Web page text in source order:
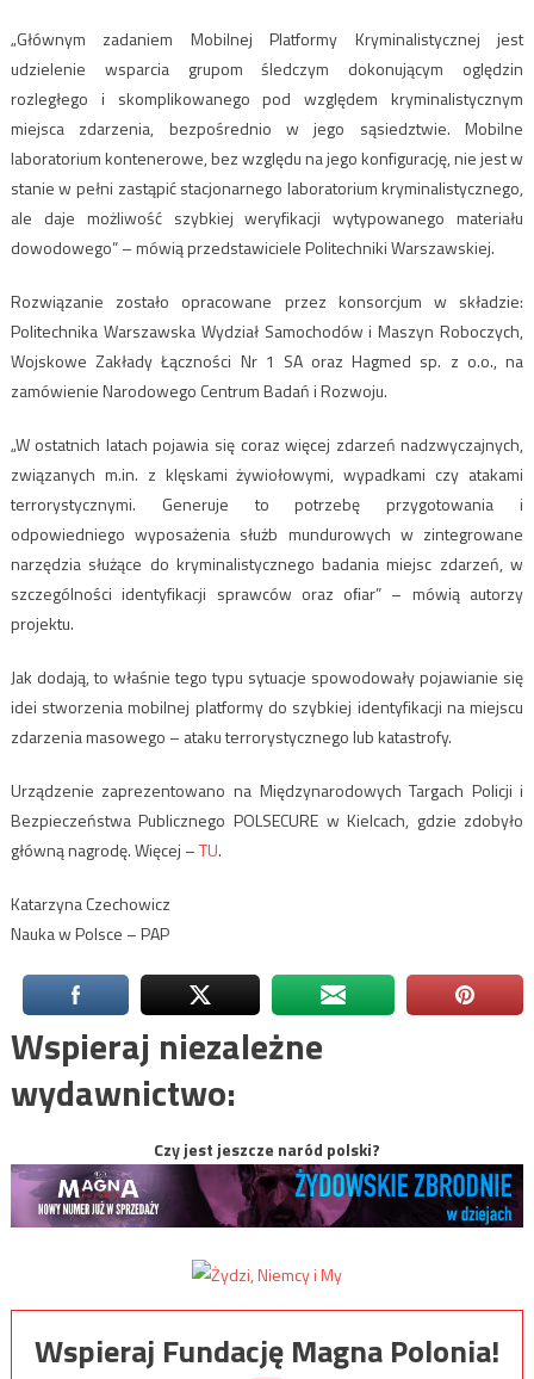
„Głównym zadaniem Mobilnej Platformy Kryminalistycznej jest
udzielenie wsparcia grupom śledczym dokonującym oględzin
rozległego i skomplikowanego pod względem kryminalistycznym
miejsca zdarzenia, bezpośrednio w jego sąsiedztwie. Mobilne
laboratorium kontenerowe, bez względu na jego konfigurację, nie jest w
stanie w pełni zastąpić stacjonarnego laboratorium kryminalistycznego,
ale daje możliwość szybkiej weryfikacji wytypowanego materiału
dowodowego” – mówią przedstawiciele Politechniki Warszawskiej.
Rozwiązanie zostało opracowane przez konsorcjum w składzie:
Politechnika Warszawska Wydział Samochodów i Maszyn Roboczych,
Wojskowe Zakłady Łączności Nr 1 SA oraz Hagmed sp. z o.o., na
zamówienie Narodowego Centrum Badań i Rozwoju.
„W ostatnich latach pojawia się coraz więcej zdarzeń nadzwyczajnych,
związanych m.in. z klęskami żywiołowymi, wypadkami czy atakami
terrorystycznymi. Generuje to potrzebę przygotowania i
odpowiedniego wyposażenia służb mundurowych w zintegrowane
narzędzia służące do kryminalistycznego badania miejsc zdarzeń, w
szczególności identyfikacji sprawców oraz oﬁar” – mówią autorzy
projektu.
Jak dodają, to właśnie tego typu sytuacje spowodowały pojawianie się
idei stworzenia mobilnej platformy do szybkiej identyfikacji na miejscu
zdarzenia masowego – ataku terrorystycznego lub katastrofy.
Urządzenie zaprezentowano na Międzynarodowych Targach Policji i
Bezpieczeństwa Publicznego POLSECURE w Kielcach, gdzie zdobyło
główną nagrodę. Więcej –TU.
Katarzyna Czechowicz
Nauka w Polsce – PAP
Wspieraj niezależne
wydawnictwo:
Czy jest jeszcze naród polski?
Wspieraj Fundację Magna Polonia!